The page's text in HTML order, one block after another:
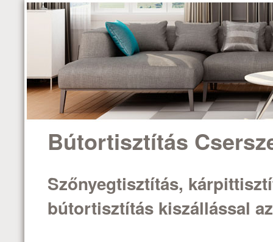
Bútortisztítás
Szőnyegtisztítás,
bútortisztítás kiszállással